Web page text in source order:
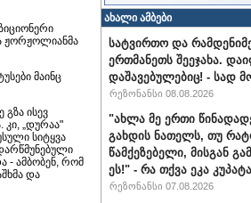
ჟორჟოლიანმა
მაინც
ისევ
კი, „დურაა"
სიტყვა
- ამბობენ, რომ
და
ახალი ამბები
სატვირთო და რამდენიმე
ერთმანეთს შეეჯახა.
დაშავებულებიც! - სად
რეზონანსი 08.08.2026
"ახლა მე ერთი
გახდის ნათელს, თუ
წამქეზებელი, მისგან
ეს!" - რა თქვა ეკა
რეზონანსი 07.08.2026